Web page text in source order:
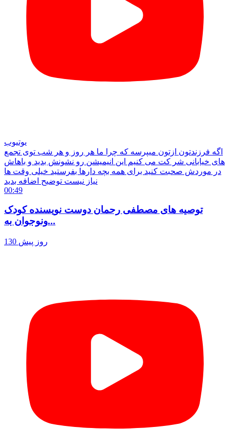
یوتیوب
اگه فرزندتون ازتون میپرسه که چرا ما هر روز و هر شب توی تجمع
های خیابانی شر کت می کنیم این انیمیشن رو نشونش بدید و باهاش
در موردش صحبت کنید برای همه بچه دارها بفرستید خیلی وقت ها
نیاز نیست توضیح اضافه بدید
00:49
توصیه های مصطفی رحمان دوست نویسنده کودک
ونوجوان به...
130 روز پیش